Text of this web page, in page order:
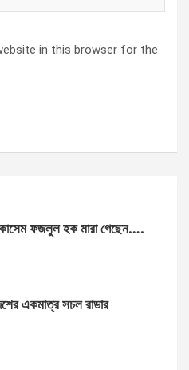
in this browser for the
ফজলুল হক মারা গেছেন….
একমাত্র সচল রাডার